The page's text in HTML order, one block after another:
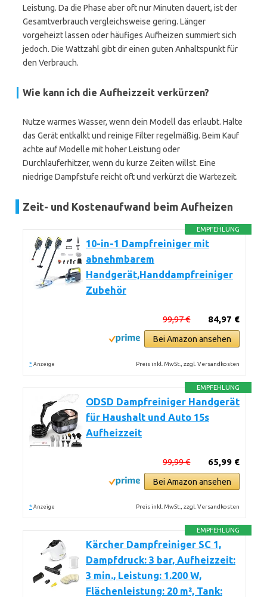
Leistung. Da die Phase aber oft nur Minuten dauert, ist der
Gesamtverbrauch vergleichsweise gering. Länger
vorgeheizt lassen oder häufiges Aufheizen summiert sich
jedoch. Die Wattzahl gibt dir einen guten Anhaltspunkt für
den Verbrauch.
Wie kann ich die Aufheizzeit verkürzen?
Nutze warmes Wasser, wenn dein Modell das erlaubt. Halte
das Gerät entkalkt und reinige Filter regelmäßig. Beim Kauf
achte auf Modelle mit hoher Leistung oder
Durchlauferhitzer, wenn du kurze Zeiten willst. Eine
niedrige Dampfstufe reicht oft und verkürzt die Wartezeit.
Zeit- und Kostenaufwand beim Aufheizen
EMPFEHLUNG
10-in-1 Dampfreiniger mit
abnehmbarem
Handgerät,Handdampfreiniger
Zubehör
84,97 €
99,97 €
Bei Amazon ansehen
* Anzeige Preis inkl. MwSt., zzgl. Versandkosten
EMPFEHLUNG
ODSD Dampfreiniger Handgerät
für Haushalt und Auto 15s
Aufheizzeit
65,99 €
99,99 €
Bei Amazon ansehen
* Anzeige Preis inkl. MwSt., zzgl. Versandkosten
EMPFEHLUNG
Kärcher Dampfreiniger SC 1,
Dampfdruck: 3 bar, Aufheizzeit:
3 min., Leistung: 1.200 W,
Flächenleistung: 20 m², Tank: